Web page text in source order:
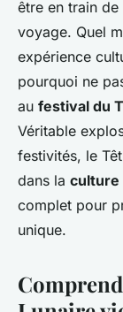
une
festival
Noham•10 juillet
être en train
voyage. Quel
expérience
pourquoi ne
au festival du
Véritable
festivités, le
dans la culture
complet pour
unique.